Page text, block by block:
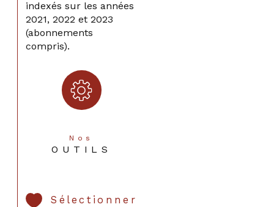
indexés sur les années
2021, 2022 et 2023
(abonnements
compris).
Nos
OUTILS
Sélectionner